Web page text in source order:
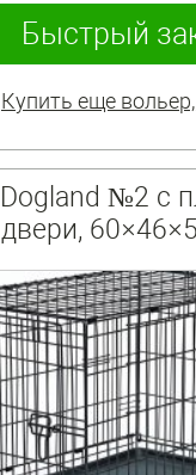
Быстрый
Купить еще
№2 с
двери,